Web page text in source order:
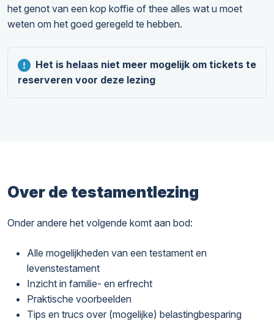
het genot van een kop koffie of thee alles wat u moet
weten om het goed geregeld te hebben.
Het is helaas niet meer mogelijk om tickets te
reserveren voor deze lezing
Over de testamentlezing
Onder andere het volgende komt aan bod:
Alle mogelijkheden van een testament en
levenstestament
Inzicht in familie- en erfrecht
Praktische voorbeelden
Tips en trucs over (mogelijke) belastingbesparing